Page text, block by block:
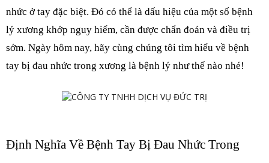
nhức ở tay đặc biệt. Đó có thể là dấu hiệu của một số bệnh
lý xương khớp nguy hiểm, cần được chẩn đoán và điều trị
sớm. Ngày hôm nay, hãy cùng chúng tôi tìm hiểu về bệnh
tay bị đau nhức trong xương là bệnh lý như thế nào nhé!
Định Nghĩa Về Bệnh Tay Bị Đau Nhức Trong